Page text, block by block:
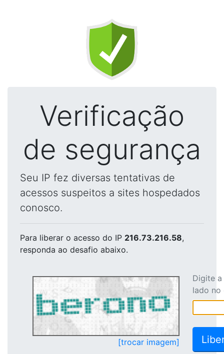
Verificação
de segurança
Seu IP fez diversas tentativas de
acessos suspeitos a sites hospedados
conosco.
Para liberar o acesso do IP 216.73.216.58,
responda ao desafio abaixo.
[trocar imagem]
Digite
lado no